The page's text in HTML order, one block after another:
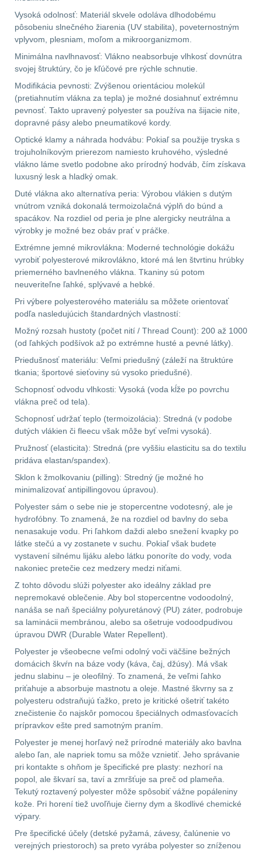
.357 .38 (9mm) 7
19116
AR10
Popruhy a poutka40
OPTIKY(146)
Kolimátory53
Zvětšovací moduly5
Na vzduchovku15
Na kuše 2
Přesné střílení22
Velký oční reliéf
Na dlouhé vzdálenosti 13
Multi-range 33
Krátka a střední
vzdálenost
16
Monokuláry5
Príslušenstvo pre
optiku9
OBLEČENIE(316)
Nosičy a vesty65
Prilby4
Šiltovky 29
Taktické opasky45
Chrániče10
Ponča a pláštěnky11
Čepice, kukly, šátky24
Chrániče sluchu7
Nášivky
Ostatní50
Vysoká odolnosť: Materiál skvele odoláva dlhodobému
pôsobeniu slnečného žiarenia (UV stabilita), poveternostným
vplyvom, plesniam, moľom a mikroorganizmom.
Minimálna navlhnavosť: Vlákno neabsorbuje vlhkosť dovnútra
svojej štruktúry, čo je kľúčové pre rýchle schnutie.
Modifikácia pevnosti: Zvýšenou orientáciou molekúl
(pretiahnutím vlákna za tepla) je možné dosiahnuť extrémnu
pevnosť. Takto upravený polyester sa používa na šijacie nite,
dopravné pásy alebo pneumatikové kordy.
Optické klamy a náhrada hodvábu: Pokiaľ sa použije tryska s
trojuholníkovým prierezom namiesto kruhového, výsledné
vlákno láme svetlo podobne ako prírodný hodváb, čím získava
luxusný lesk a hladký omak.
Duté vlákna ako alternatíva peria: Výrobou vlákien s dutým
vnútrom vzniká dokonalá termoizolačná výplň do búnd a
spacákov. Na rozdiel od peria je plne alergicky neutrálna a
výrobky je možné bez obáv prať v práčke.
Extrémne jemné mikrovlákna: Moderné technológie dokážu
vyrobiť polyesterové mikrovlákno, ktoré má len štvrtinu hrúbky
priemerného bavlneného vlákna. Tkaniny sú potom
neuveriteľne ľahké, splývavé a hebké.
Pri výbere polyesterového materiálu sa môžete orientovať
podľa nasledujúcich štandardných vlastností:
Možný rozsah hustoty (počet nití / Thread Count): 200 až 1000
(od ľahkých podšívok až po extrémne husté a pevné látky).
Priedušnosť materiálu: Veľmi priedušný (záleží na štruktúre
tkania; športové sieťoviny sú vysoko priedušné).
Schopnosť odvodu vlhkosti: Vysoká (voda kĺže po povrchu
vlákna preč od tela).
Schopnosť udržať teplo (termoizolácia): Stredná (v podobe
dutých vlákien či fleecu však môže byť veľmi vysoká).
Pružnosť (elasticita): Stredná (pre vyššiu elasticitu sa do textilu
pridáva elastan/spandex).
Sklon k žmolkovaniu (pilling): Stredný (je možné ho
minimalizovať antipillingovou úpravou).
Polyester sám o sebe nie je stopercentne vodotesný, ale je
hydrofóbny. To znamená, že na rozdiel od bavlny do seba
nenasakuje vodu. Pri ľahkom daždi alebo snežení kvapky po
látke stečú a vy zostanete v suchu. Pokiaľ však budete
vystavení silnému lijáku alebo látku ponoríte do vody, voda
nakoniec pretečie cez medzery medzi niťami.
Z tohto dôvodu slúži polyester ako ideálny základ pre
nepremokavé oblečenie. Aby bol stopercentne vodoodolný,
nanáša se naň špeciálny polyuretánový (PU) záter, podrobuje
sa laminácii membránou, alebo sa ošetruje vodoodpudivou
úpravou DWR (Durable Water Repellent).
Polyester je všeobecne veľmi odolný voči väčšine bežných
domácich škvŕn na báze vody (káva, čaj, džúsy). Má však
jednu slabinu – je oleofilný. To znamená, že veľmi ľahko
priťahuje a absorbuje mastnotu a oleje. Mastné škvrny sa z
polyesteru odstraňujú ťažko, preto je kritické ošetriť takéto
znečistenie čo najskôr pomocou špeciálnych odmasťovacích
prípravkov ešte pred samotným praním.
Polyester je menej horľavý než prírodné materiály ako bavlna
alebo ľan, ale napriek tomu sa môže vznietiť. Jeho správanie
pri kontakte s ohňom je špecifické pre plasty: nezhorí na
popol, ale škvarí sa, taví a zmršťuje sa preč od plameňa.
Tekutý roztavený polyester môže spôsobiť vážne popáleniny
kože. Pri horení tiež uvoľňuje čierny dym a škodlivé chemické
výpary.
Pre špecifické účely (detské pyžamá, závesy, čalúnenie vo
verejných priestoroch) sa preto vyrába polyester so zníženou